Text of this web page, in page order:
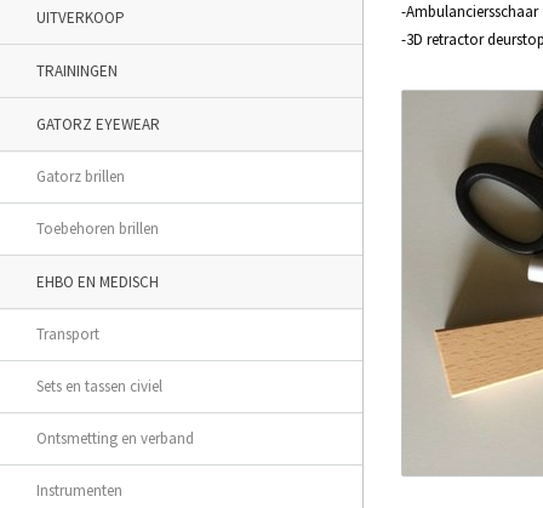
UITVERKOOP
TRAININGEN
GATORZ EYEWEAR
Gatorz brillen
Toebehoren brillen
EHBO EN MEDISCH
Transport
Sets en tassen civiel
Ontsmetting en verband
Instrumenten
-Ambulanciersschaar
-3D retractor